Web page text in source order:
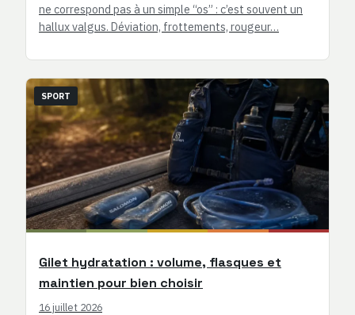
ne correspond pas à un simple “os” : c’est souvent un
hallux valgus. Déviation, frottements, rougeur…
SPORT
Gilet hydratation : volume, flasques et
maintien pour bien choisir
16 juillet 2026